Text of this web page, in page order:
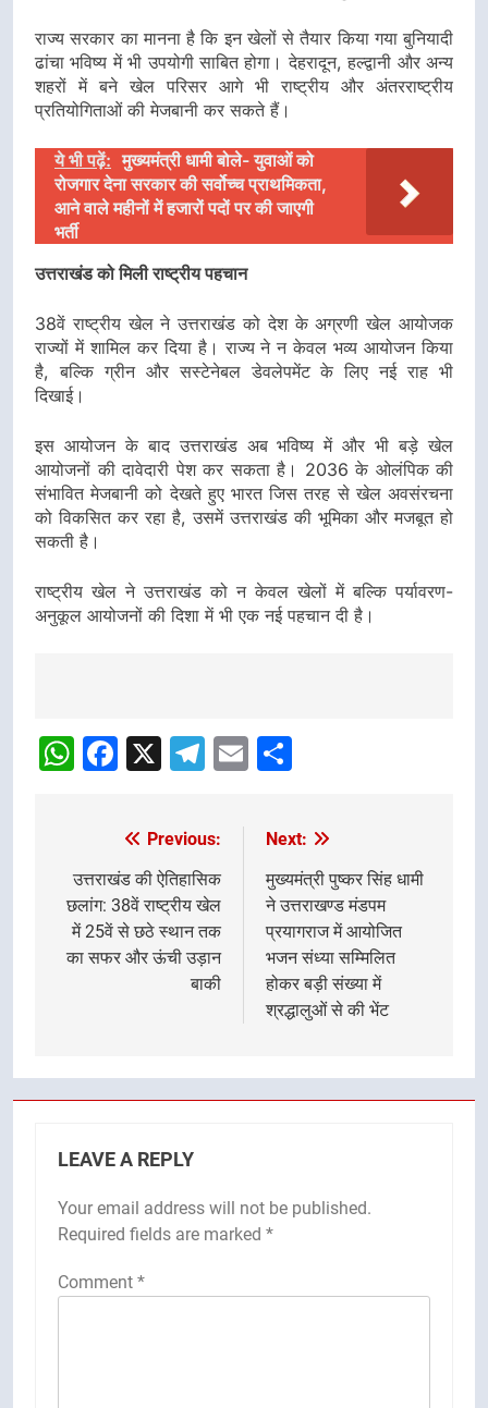
राज्य सरकार का मानना है कि इन खेलों से तैयार किया गया बुनियादी
ढांचा भविष्य में भी उपयोगी साबित होगा। देहरादून, हल्द्वानी और अन्य
शहरों में बने खेल परिसर आगे भी राष्ट्रीय और अंतरराष्ट्रीय
प्रतियोगिताओं की मेजबानी कर सकते हैं।
ये भी पढ़ें: मुख्यमंत्री धामी बोले- युवाओं को
रोजगार देना सरकार की सर्वोच्च प्राथमिकता,
आने वाले महीनों में हजारों पदों पर की जाएगी
भर्ती
उत्तराखंड को मिली राष्ट्रीय पहचान
38वें राष्ट्रीय खेल ने उत्तराखंड को देश के अग्रणी खेल आयोजक
राज्यों में शामिल कर दिया है। राज्य ने न केवल भव्य आयोजन किया
है, बल्कि ग्रीन और सस्टेनेबल डेवलेपमेंट के लिए नई राह भी
दिखाई।
इस आयोजन के बाद उत्तराखंड अब भविष्य में और भी बड़े खेल
आयोजनों की दावेदारी पेश कर सकता है। 2036 के ओलंपिक की
संभावित मेजबानी को देखते हुए भारत जिस तरह से खेल अवसंरचना
को विकसित कर रहा है, उसमें उत्तराखंड की भूमिका और मजबूत हो
सकती है।
राष्ट्रीय खेल ने उत्तराखंड को न केवल खेलों में बल्कि पर्यावरण-
अनुकूल आयोजनों की दिशा में भी एक नई पहचान दी है।
Navigation
WhatsApp
Facebook
X Telegram
Email
navigation
Previous:
उत्तराखंड की ऐतिहासिक
छलांग: 38वें राष्ट्रीय खेल
में 25वें से छठे स्थान तक
का सफर और ऊंची उड़ान
बाकी
Next:
मुख्यमंत्री पुष्कर सिंह धामी
ने उत्तराखण्ड मंडपम
प्रयागराज में आयोजित
भजन संध्या सम्मिलित
होकर बड़ी संख्या में
श्रद्धालुओं से की भेंट
LEAVE A REPLY
Your email address will not be published.
Required fields are marked *
Comment *